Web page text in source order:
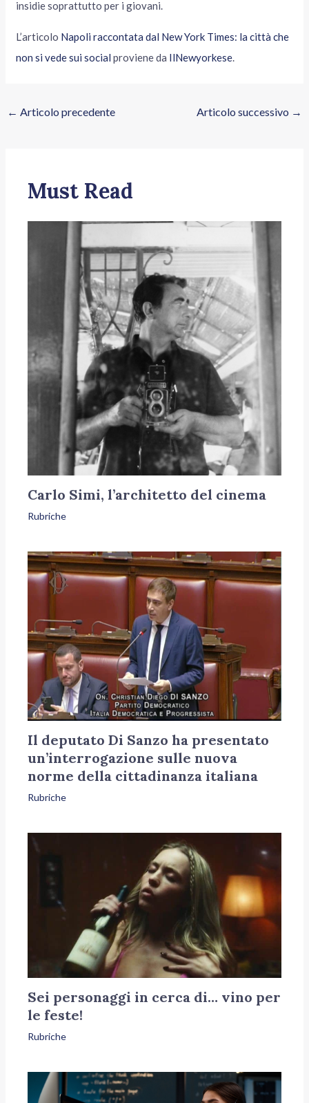
insidie soprattutto per i giovani.
L’articolo Napoli raccontata dal New York Times: la città che
non si vede sui social proviene da IlNewyorkese.
← Articolo precedente Articolo successivo →
Must Read
Carlo Simi, l’architetto del cinema
Rubriche
Il deputato Di Sanzo ha presentato
un’interrogazione sulle nuova
norme della cittadinanza italiana
Rubriche
Sei personaggi in cerca di… vino per
le feste!
Rubriche